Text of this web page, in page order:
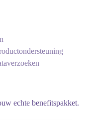
echte benefitspakket.